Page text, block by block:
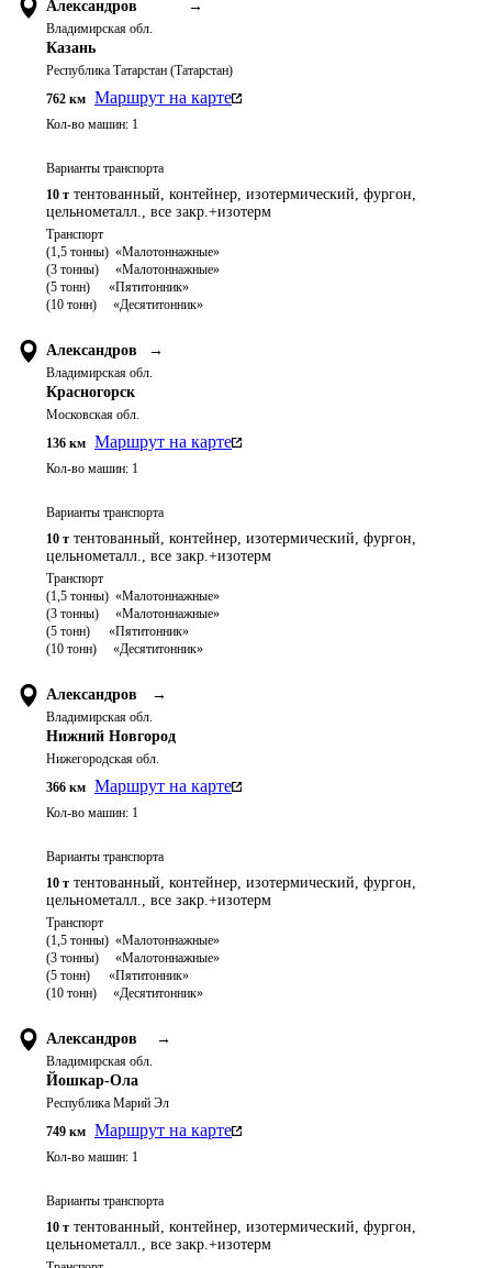
Александров →
Владимирская обл.
Казань
Республика Татарстан (Татарстан)
762 км Маршрут на карте
Кол-во машин: 1
Варианты транспорта
10 т тентованный, контейнер, изотермический, фургон,
цельнометалл., все закр.+изотерм
Транспорт
(1,5 тонны)  «Малотоннажные»
(3 тонны)     «Малотоннажные»
(5 тонн)	   «Пятитонник»
Александров →
Владимирская обл.
Красногорск
Московская обл.
136 км Маршрут на карте
Кол-во машин: 1
Варианты транспорта
10 т тентованный, контейнер, изотермический, фургон,
цельнометалл., все закр.+изотерм
Транспорт
(1,5 тонны)  «Малотоннажные»
(3 тонны)     «Малотоннажные»
(5 тонн)	   «Пятитонник»
Александров →
Владимирская обл.
Нижний Новгород
Нижегородская обл.
366 км Маршрут на карте
Кол-во машин: 1
Варианты транспорта
10 т тентованный, контейнер, изотермический, фургон,
цельнометалл., все закр.+изотерм
Транспорт
(1,5 тонны)  «Малотоннажные»
(3 тонны)     «Малотоннажные»
(5 тонн)	   «Пятитонник»
Александров →
Владимирская обл.
Йошкар-Ола
Республика Марий Эл
749 км Маршрут на карте
Кол-во машин: 1
Варианты транспорта
10 т тентованный, контейнер, изотермический, фургон,
цельнометалл., все закр.+изотерм